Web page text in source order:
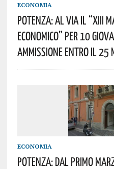
ECONOMIA
POTENZA: AL VIA IL “XIII
ECONOMICO” PER 10
AMMISSIONE ENTRO IL 25
ECONOMIA
POTENZA: DAL PRIMO